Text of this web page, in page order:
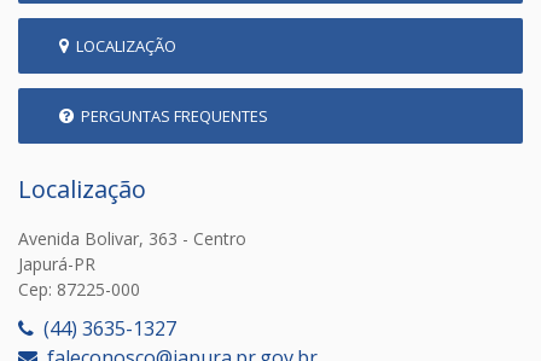
LOCALIZAÇÃO
PERGUNTAS FREQUENTES
Localização
Avenida Bolivar, 363 - Centro
Japurá-PR
Cep: 87225-000
(44) 3635-1327